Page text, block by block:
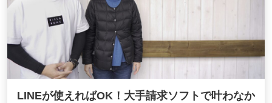
LINEが使えればOK！大手請求ソフトで叶わなか